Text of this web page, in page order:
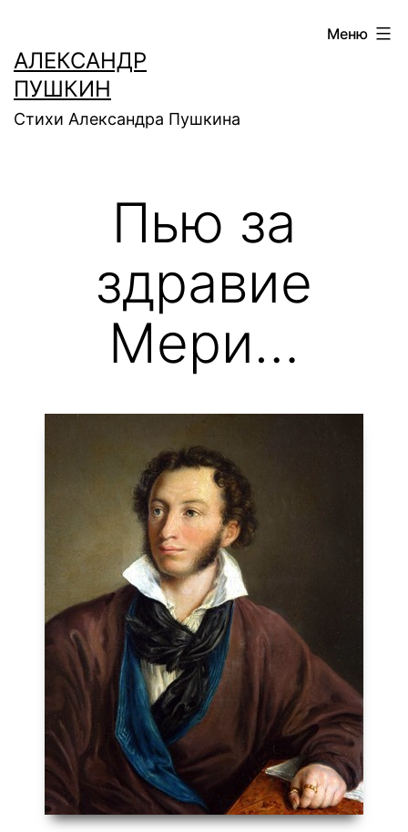
содержимому
АЛЕКСАНДР
ПУШКИН
Стихи Александра Пушкина
Меню
Пью за
здравие
Мери…